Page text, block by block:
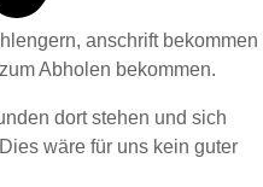
anschrift bekommen
Abholen bekommen.
dort stehen und sich
wäre für uns kein guter